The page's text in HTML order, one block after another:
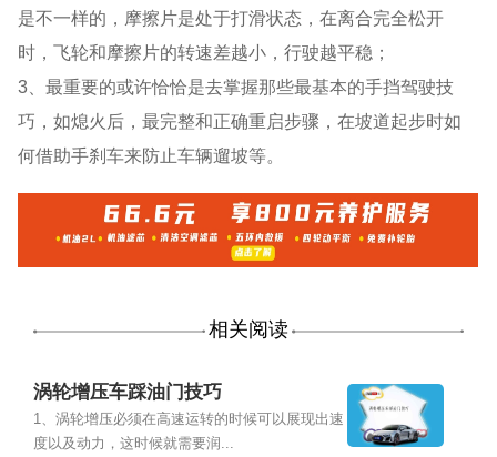
是不一样的，摩擦片是处于打滑状态，在离合完全松开
时，飞轮和摩擦片的转速差越小，行驶越平稳；
3、最重要的或许恰恰是去掌握那些最基本的手挡驾驶技
巧，如熄火后，最完整和正确重启步骤，在坡道起步时如
何借助手刹车来防止车辆遛坡等。
相关阅读
涡轮增压车踩油门技巧
1、涡轮增压必须在高速运转的时候可以展现出速
度以及动力，这时候就需要润...